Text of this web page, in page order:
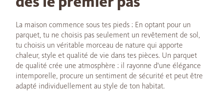
La maison commence sous tes pieds : En optant pour un
parquet, tu ne choisis pas seulement un revêtement de sol,
tu choisis un véritable morceau de nature qui apporte
chaleur, style et qualité de vie dans tes pièces. Un parquet
de qualité crée une atmosphère : il rayonne d'une élégance
intemporelle, procure un sentiment de sécurité et peut être
adapté individuellement au style de ton habitat.